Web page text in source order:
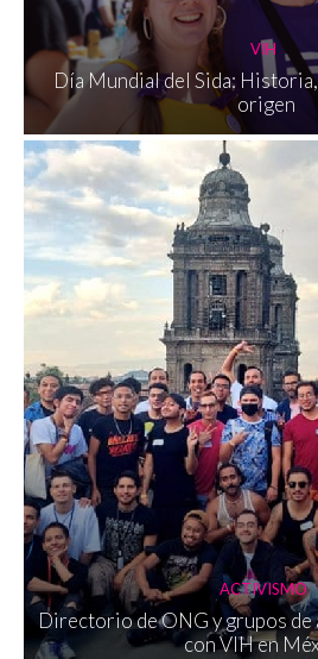
VIH
Día Mundial del Sida:
origen
ACTIVISMO
Directorio de ONG y grupos de
con VIH en